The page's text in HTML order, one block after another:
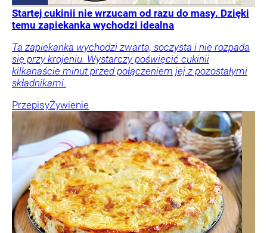
Startej cukinii nie wrzucam od razu do masy. Dzięki
temu zapiekanka wychodzi idealna
Ta zapiekanka wychodzi zwarta, soczysta i nie rozpada
się przy krojeniu. Wystarczy poświęcić cukinii
kilkanaście minut przed połączeniem jej z pozostałymi
składnikami.
PrzepisyŻywienie